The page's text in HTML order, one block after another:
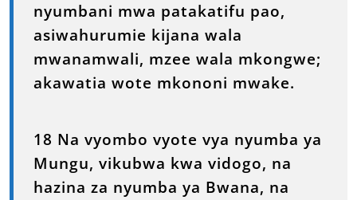
nyumbani mwa patakatifu pao,
asiwahurumie kijana wala
mwanamwali, mzee wala mkongwe;
akawatia wote mkononi mwake.
18 Na vyombo vyote vya nyumba ya
Mungu, vikubwa kwa vidogo, na
hazina za nyumba ya Bwana, na